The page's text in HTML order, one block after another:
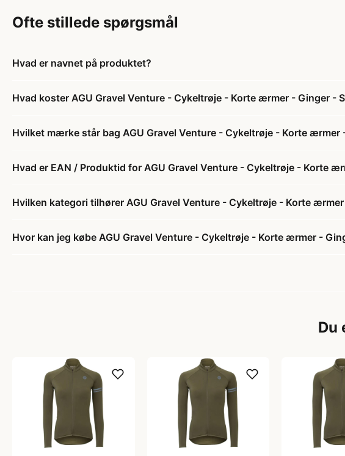
Ofte stillede spørgsmål
Hvad er navnet på produktet?
Hvad koster AGU Gravel Venture - Cykeltrøje - Korte ærmer - Ginger -
Hvilket mærke står bag AGU Gravel Venture - Cykeltrøje - Korte ærmer
Hvad er EAN / Produktid for AGU Gravel Venture - Cykeltrøje - Korte
Hvilken kategori tilhører AGU Gravel Venture - Cykeltrøje - Korte
Hvor kan jeg købe AGU Gravel Venture - Cykeltrøje - Korte ærmer -
Du